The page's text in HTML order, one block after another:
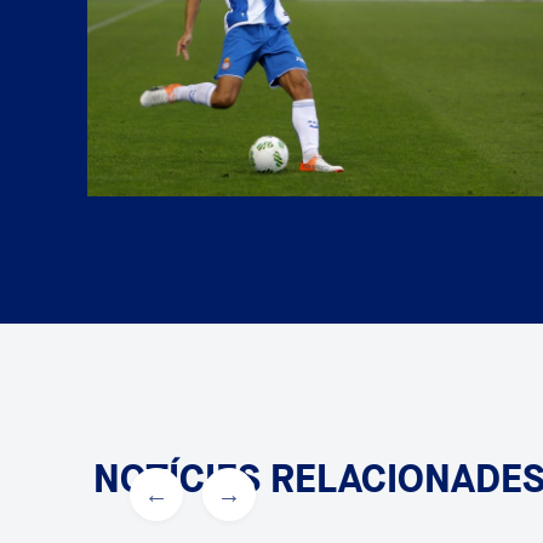
NOTÍCIES